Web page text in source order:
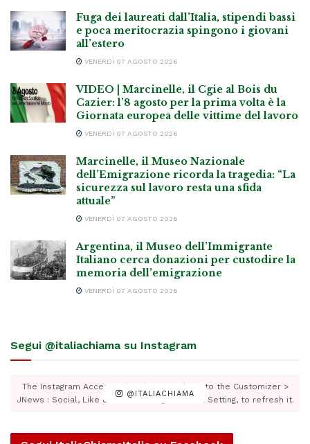
Fuga dei laureati dall’Italia, stipendi bassi
e poca meritocrazia spingono i giovani
all’estero
VENERDÌ 07 AGOSTO 2026
VIDEO | Marcinelle, il Cgie al Bois du
Cazier: l’8 agosto per la prima volta è la
Giornata europea delle vittime del lavoro
VENERDÌ 07 AGOSTO 2026
Marcinelle, il Museo Nazionale
dell’Emigrazione ricorda la tragedia: “La
sicurezza sul lavoro resta una sfida
attuale”
VENERDÌ 07 AGOSTO 2026
Argentina, il Museo dell’Immigrante
Italiano cerca donazioni per custodire la
memoria dell’emigrazione
VENERDÌ 07 AGOSTO 2026
Segui @italiachiama su Instagram
@ITALIACHIAMA
The Instagram Access Token is expired, Go to the Customizer >
JNews : Social, Like & View > Instagram Feed Setting, to refresh it.